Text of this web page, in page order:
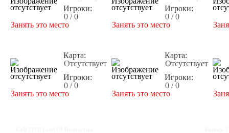
Игроки:
0 / 0
Занять это место
Игроки:
0 / 0
Занять это место
Карта:
Отсутствует
Игроки:
0 / 0
Занять это место
Карта:
Отсутствует
Игроки:
0 / 0
Занять это место